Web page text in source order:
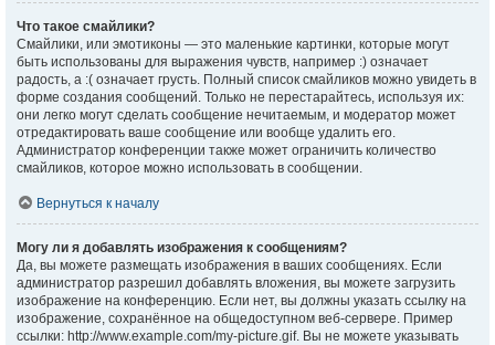
Что такое смайлики?
Смайлики, или эмотиконы — это маленькие картинки, которые могут
быть использованы для выражения чувств, например :) означает
радость, а :( означает грусть. Полный список смайликов можно увидеть в
форме создания сообщений. Только не перестарайтесь, используя их:
они легко могут сделать сообщение нечитаемым, и модератор может
отредактировать ваше сообщение или вообще удалить его.
Администратор конференции также может ограничить количество
смайликов, которое можно использовать в сообщении.
Вернуться к началу
Могу ли я добавлять изображения к сообщениям?
Да, вы можете размещать изображения в ваших сообщениях. Если
администратор разрешил добавлять вложения, вы можете загрузить
изображение на конференцию. Если нет, вы должны указать ссылку на
изображение, сохранённое на общедоступном веб-сервере. Пример
ссылки: http://www.example.com/my-picture.gif. Вы не можете указывать